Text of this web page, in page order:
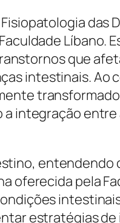
das
Líbano.
que
intestinais. Ao
integração entre
entendendo
oferecida pela
estratégias